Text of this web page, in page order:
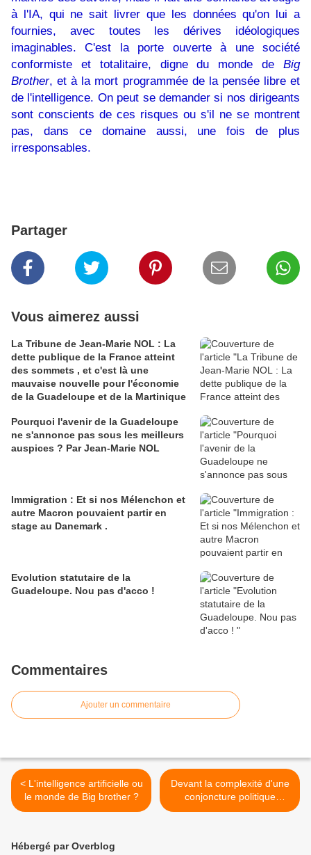
à l'IA, qui ne sait livrer que les données qu'on lui a
fournies, avec toutes les dérives idéologiques
imaginables. C'est la porte ouverte à une société
conformiste et totalitaire, digne du monde de Big
Brother, et à la mort programmée de la pensée libre et
de l'intelligence. On peut se demander si nos dirigeants
sont conscients de ces risques ou s'il ne se montrent
pas, dans ce domaine aussi, une fois de plus
irresponsables.
Partager
Vous aimerez aussi
La Tribune de Jean-Marie NOL : La
dette publique de la France atteint
des sommets , et c'est là une
mauvaise nouvelle pour l'économie
de la Guadeloupe et de la Martinique
Pourquoi l'avenir de la Guadeloupe
ne s'annonce pas sous les meilleurs
auspices ? Par Jean-Marie NOL
Immigration : Et si nos Mélenchon et
autre Macron pouvaient partir en
stage au Danemark .
Evolution statutaire de la
Guadeloupe. Nou pas d'acco !
Commentaires
Ajouter un commentaire
< L'intelligence artificielle ou
le monde de Big brother ?
Devant la complexité d'une
conjoncture politique
mondiale, garder lucidité et
Hébergé par Overblog